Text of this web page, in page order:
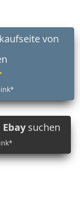
Ebaysuchen